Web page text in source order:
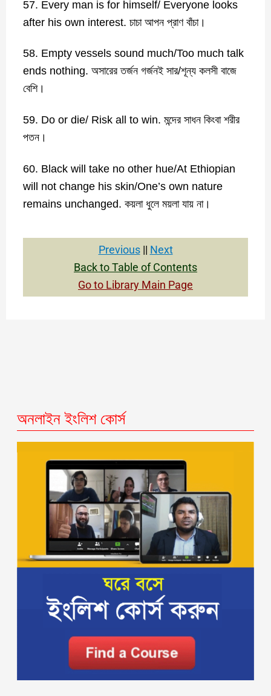
57. Every man is for himself/ Everyone looks
after his own interest. চাচা আপন প্রাণ বাঁচা।
58. Empty vessels sound much/Too much talk
ends nothing. অসারের তর্জন গর্জনই সার/শূন্য কলসী বাজে
বেশি।
59. Do or die/ Risk all to win. মন্দের সাধন কিংবা শরীর
পতন।
60. Black will take no other hue/At Ethiopian
will not change his skin/One’s own nature
remains unchanged. কয়লা ধুলে ময়লা যায় না।
Previous || Next
Back to Table of Contents
Go to Library Main Page
অনলাইন ইংলিশ কোর্স